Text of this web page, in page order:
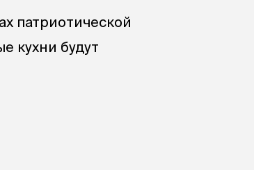
патриотической
кухни будут